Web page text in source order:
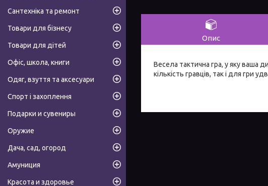
Опис
Весела тактична гра, у яку ваша
кількість гравців, так і для гри
Сантехніка та ремонт
Товари для бізнесу
Товари для дітей
Офіс, школа, книги
Одяг, взуття та аксесуари
Спорт і захоплення
Подарки и сувениры
Оружие
Дача, сад, огород
Амуниция
Красота и здоровье